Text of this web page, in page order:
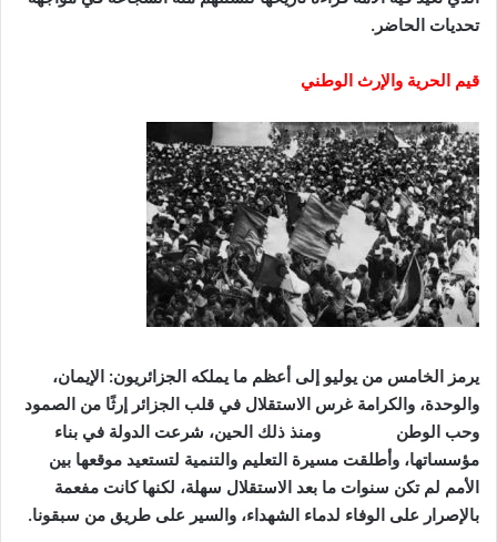
تحديات الحاضر .
قيم الحرية والإرث الوطني
يرمز الخامس من يوليو إلى أعظم ما يملكه الجزائريون: الإيمان،
والوحدة، والكرامة غرس الاستقلال في قلب الجزائر إرثًا من الصمود
وحب الوطن ومنذ ذلك الحين، شرعت الدولة في بناء
مؤسساتها، وأطلقت مسيرة التعليم والتنمية لتستعيد موقعها بين
الأمم لم تكن سنوات ما بعد الاستقلال سهلة، لكنها كانت مفعمة
بالإصرار على الوفاء لدماء الشهداء، والسير على طريق من سبقونا.